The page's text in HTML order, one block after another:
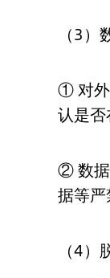
（3
① 对外
认是
② 数据
据等
（4